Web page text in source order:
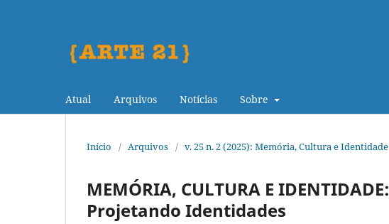
Atual Arquivos Notícias Sobre
Início / Arquivos / v. 25 n. 2 (2025): Memória, Cultura e Identidade
MEMÓRIA, CULTURA E
Projetando Identidades